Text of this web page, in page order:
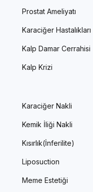
Prostat Ameliyatı
Karaciğer Hastalıkları
Kalp Damar Cerrahisi
Kalp Krizi
Karaciğer Nakli
Kemik İliği Nakli
Kısırlık(İnferilite)
Liposuction
Meme Estetiği